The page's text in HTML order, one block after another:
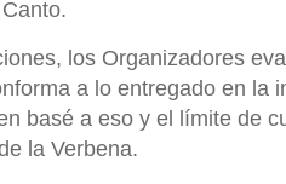
los Organizadores
a lo entregado en la
basé a eso y el límite de
la Verbena.